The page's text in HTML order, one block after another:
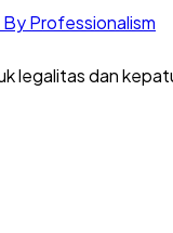
By Professionalism
legalitas dan